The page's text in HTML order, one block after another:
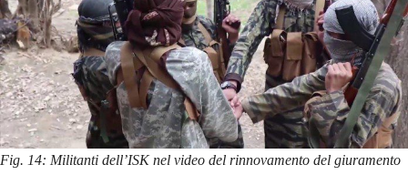
Fig. 14: Militanti dell’ISK nel video del rinnovamento del giuramento